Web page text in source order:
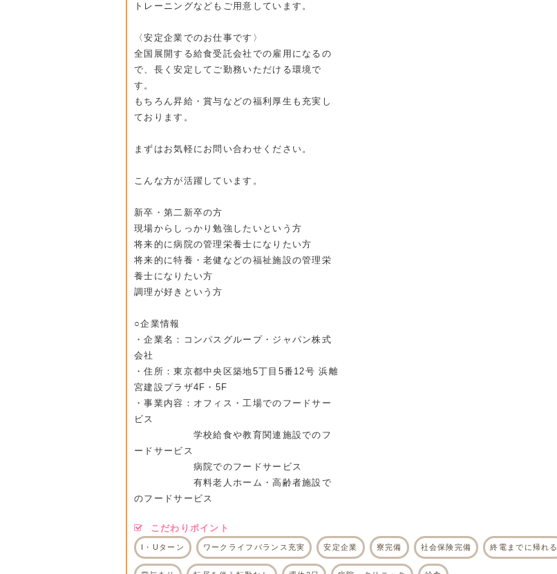
トレーニングなどもご用意しています。
〈安定企業でのお仕事です〉
全国展開する給食受託会社での雇用になるの
で、長く安定してご勤務いただける環境で
す。
もちろん昇給・賞与などの福利厚生も充実し
ております。
まずはお気軽にお問い合わせください。
こんな方が活躍しています。
新卒・第二新卒の方
現場からしっかり勉強したいという方
将来的に病院の管理栄養士になりたい方
将来的に特養・老健などの福祉施設の管理栄
養士になりたい方
調理が好きという方
○企業情報
・企業名：コンパスグループ・ジャパン株式
会社
・住所：東京都中央区築地5丁目5番12号 浜離
宮建設プラザ4F・5F
・事業内容：オフィス・工場でのフードサー
ビス
学校給食や教育関連施設でのフ
ードサービス
病院でのフードサービス
有料老人ホーム・高齢者施設で
のフードサービス
こだわりポイント
I・Uターン ワークライフバランス充実 安定企業 寮完備 社会保険完備 終電までに帰れる